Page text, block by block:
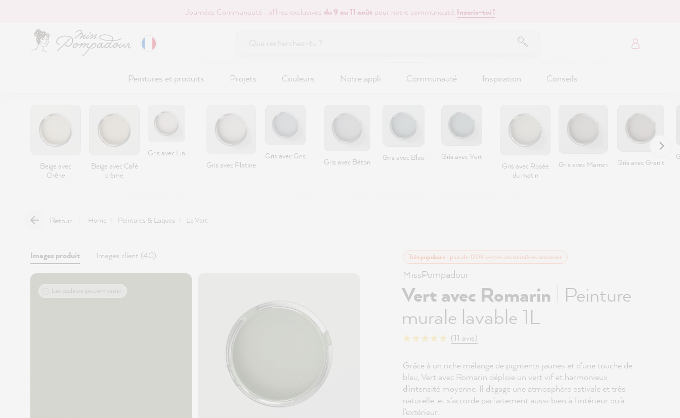
Journées Communauté : offres exclusives du 9 au 11 août pour notre communauté. Inscris-toi !
Peintures et produits Projets Couleurs Notre appli Communauté Inspiration Conseils
Beige avec
Chêne
Beige avec Café
crème
Gris avec Lin
Gris avec Platine
Gris avec Gris
Gris avec Béton Gris avec Bleu
Gris avec Vert
Gris avec Rosée
du matin
Gris avec Marron Gris avec Granit
Retour Home Peintures & Laques Le Vert
Images produit Images client (40)
Les couleurs peuvent varier
Très populaire: plus de 1209 ventes ces dernières semaines
MissPompadour
Vert avec Romarin
Peinture
murale lavable 1L
(11 avis)
Grâce à un riche mélange de pigments jaunes et d'une touche de
bleu, Vert avec Romarin déploie un vert vif et harmonieux
d'intensité moyenne. Il dégage une atmosphère estivale et très
naturelle, et s'accorde parfaitement aussi bien à l'intérieur qu'à
l'extérieur.